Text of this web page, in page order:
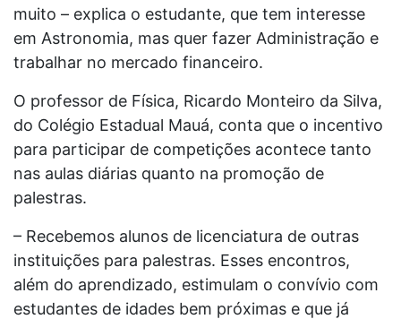
muito – explica o estudante, que tem interesse
em Astronomia, mas quer fazer Administração e
trabalhar no mercado financeiro.
O professor de Física, Ricardo Monteiro da Silva,
do Colégio Estadual Mauá, conta que o incentivo
para participar de competições acontece tanto
nas aulas diárias quanto na promoção de
palestras.
– Recebemos alunos de licenciatura de outras
instituições para palestras. Esses encontros,
além do aprendizado, estimulam o convívio com
estudantes de idades bem próximas e que já